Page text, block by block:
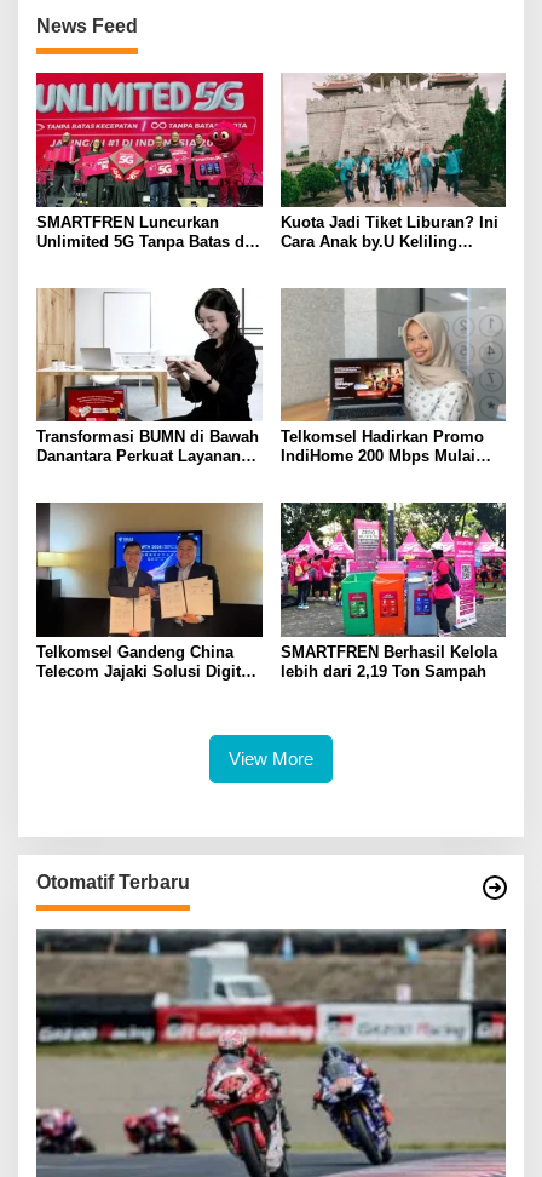
News Feed
SMARTFREN Luncurkan
Unlimited 5G Tanpa Batas di
Kuota Jadi Tiket Liburan? Ini
Cara Anak by.U Keliling
Transformasi BUMN di Bawah
Danantara Perkuat Layanan
Telkomsel Hadirkan Promo
IndiHome 200 Mbps Mulai
Telkomsel Gandeng China
Telecom Jajaki Solusi Digital
SMARTFREN Berhasil Kelola
lebih dari 2,19 Ton Sampah
View More
Otomatif Terbaru